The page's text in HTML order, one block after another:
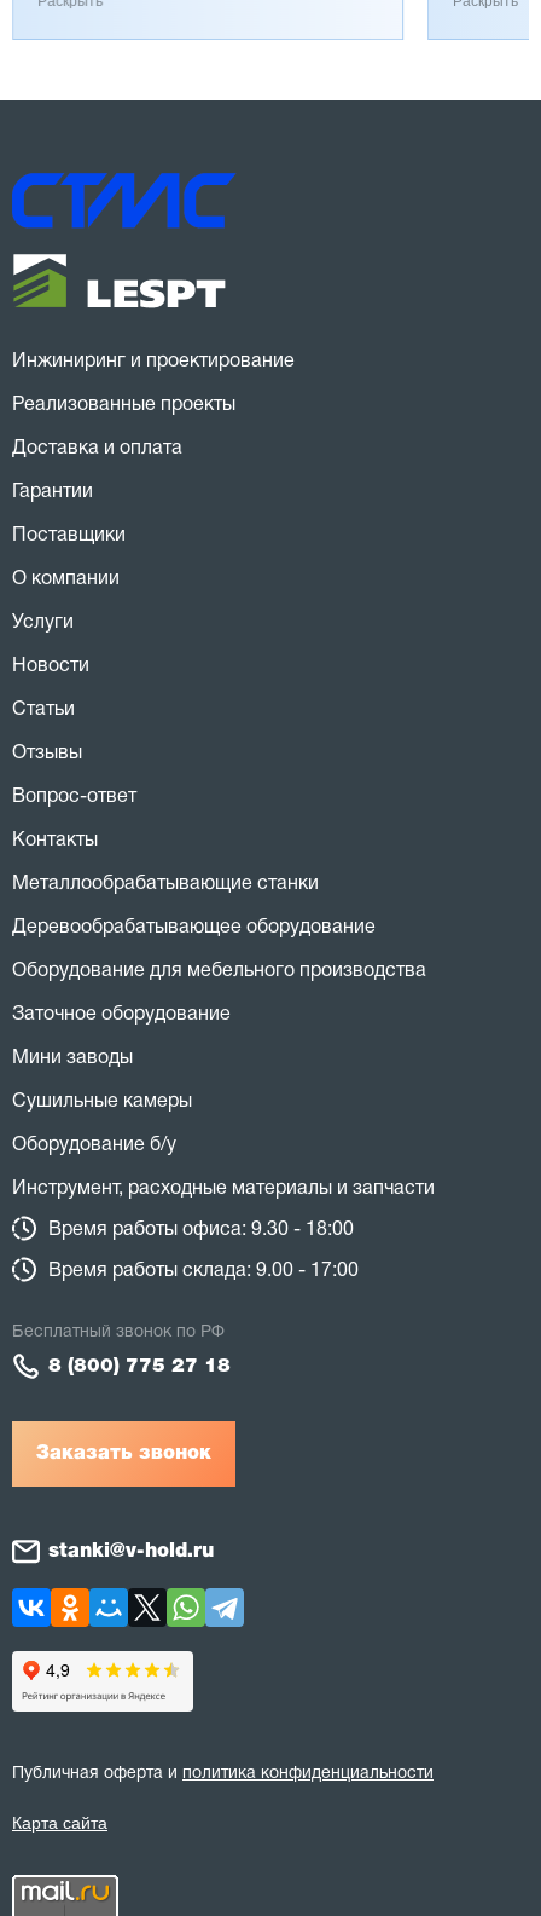
Инжиниринг и проектирование
Реализованные проекты
Доставка и оплата
Гарантии
Поставщики
О компании
Услуги
Новости
Статьи
Отзывы
Вопрос-ответ
Контакты
Металлообрабатывающие станки
Деревообрабатывающее оборудование
Оборудование для мебельного производства
Заточное оборудование
Мини заводы
Сушильные камеры
Оборудование б/у
Инструмент, расходные материалы и запчасти
Время работы офиса: 9.30 - 18:00
Время работы склада: 9.00 - 17:00
Заказать звонок
Бесплатный звонок по РФ
8 (800) 775 27 18
stanki@v-hold.ru
Публичная оферта и политика конфиденциальности
Карта сайта